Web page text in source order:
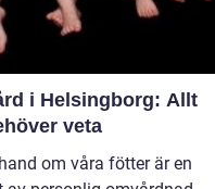
i Helsingborg: Allt
veta
om våra fötter är en